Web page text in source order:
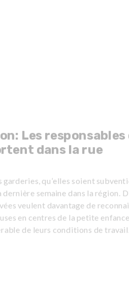
Les responsables
dans la rue
qu’elles soient
semaine dans la région.
veulent davantage de
en centres de la petite
de leurs conditions de